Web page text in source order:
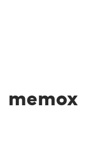
memox